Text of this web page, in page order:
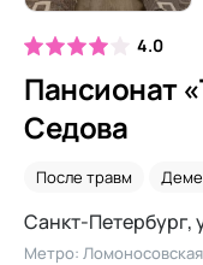
4.0
Пансионат
Седова
После травм
Санкт-Петербург,
Метро: Ломоносовская